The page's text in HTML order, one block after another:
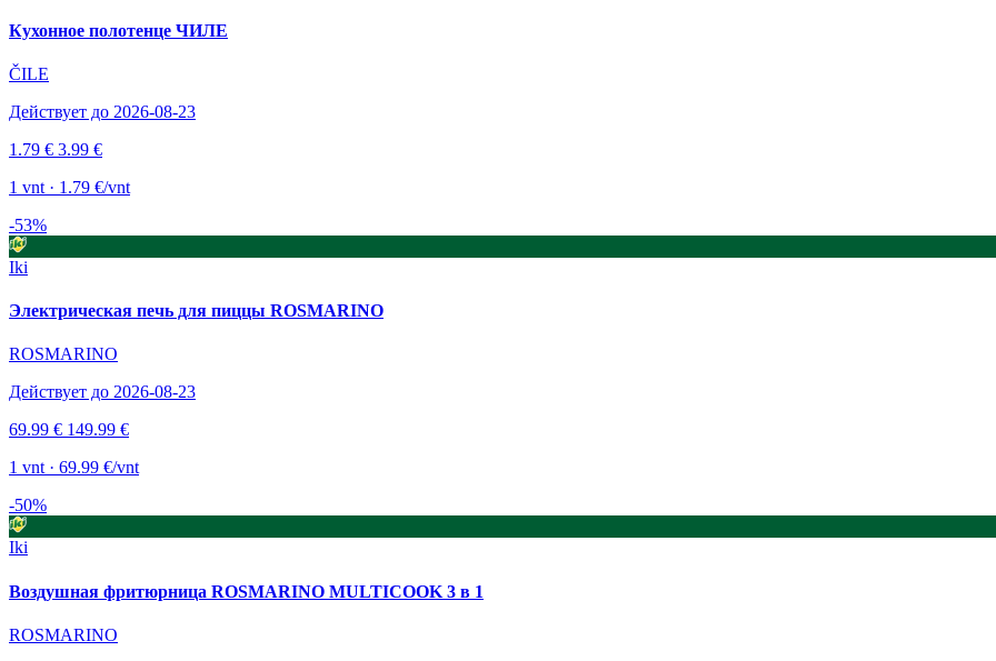
Кухонное полотенце ЧИЛЕ
ČILE
Действует до 2026-08-23
1.79 € 3.99 €
1 vnt · 1.79 €/vnt
-53%
Iki
Электрическая печь для пиццы ROSMARINO
ROSMARINO
Действует до 2026-08-23
69.99 € 149.99 €
1 vnt · 69.99 €/vnt
-50%
Iki
Воздушная фритюрница ROSMARINO MULTICOOK 3 в 1
ROSMARINO